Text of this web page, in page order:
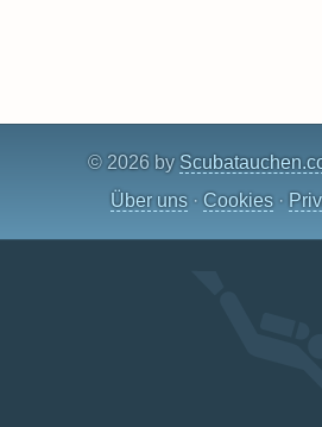
© 2026 by
Über uns· Cookies·